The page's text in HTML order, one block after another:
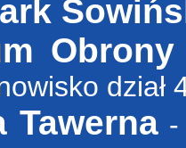
Obrony
dział
Tawerna-